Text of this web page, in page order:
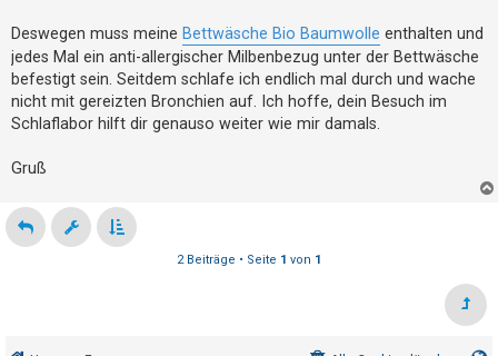
e
m
e
n
k
t
T
Deswegen muss meine Bettwäsche Bio Baumwolle enthalten und
jedes Mal ein anti-allergischer Milbenbezug unter der Bettwäsche
befestigt sein. Seitdem schlafe ich endlich mal durch und wache
nicht mit gereizten Bronchien auf. Ich hoffe, dein Besuch im
Schlaflabor hilft dir genauso weiter wie mir damals.
Gruß
2 Beiträge • Seite 1 von 1